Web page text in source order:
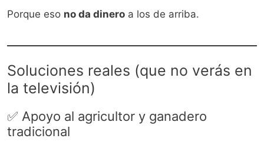
Porque eso no da dinero a los de arriba.
Soluciones reales (que no verás en
la televisión)
✅ Apoyo al agricultor y ganadero
tradicional